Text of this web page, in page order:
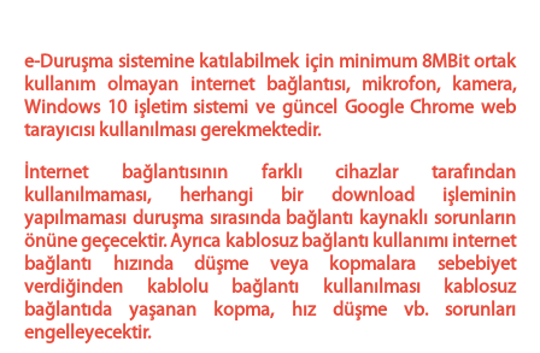
e-Duruşma sistemine katılabilmek için minimum 8MBit ortak
kullanım olmayan internet bağlantısı, mikrofon, kamera,
Windows 10 işletim sistemi ve güncel Google Chrome web
tarayıcısı kullanılması gerekmektedir.
İnternet bağlantısının farklı cihazlar tarafından
kullanılmaması, herhangi bir download işleminin
yapılmaması duruşma sırasında bağlantı kaynaklı sorunların
önüne geçecektir. Ayrıca kablosuz bağlantı kullanımı internet
bağlantı hızında düşme veya kopmalara sebebiyet
verdiğinden kablolu bağlantı kullanılması kablosuz
bağlantıda yaşanan kopma, hız düşme vb. sorunları
engelleyecektir.